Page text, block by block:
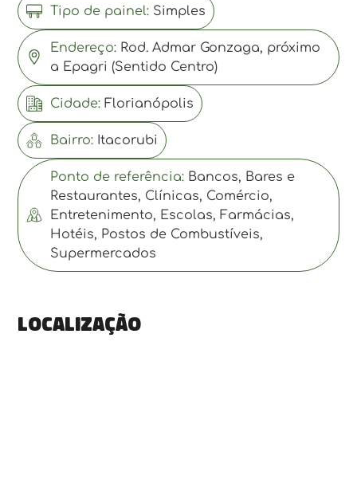
Tipo de painel: Simples
Endereço: Rod. Admar Gonzaga, próximo
a Epagri (Sentido Centro)
Cidade: Florianópolis
Bairro: Itacorubi
Ponto de referência: Bancos, Bares e
Restaurantes, Clínicas, Comércio,
Entretenimento, Escolas, Farmácias,
Hotéis, Postos de Combustíveis,
Supermercados
Localização